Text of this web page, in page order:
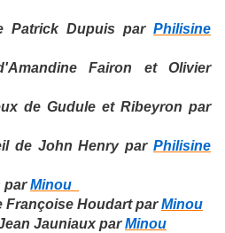
Patrick Dupuis par Philisine
Fairon et Olivier
de Gudule et Ribeyron par
de John Henry par Philisine
par Minou
Françoise Houdart par Minou
Jauniaux par Minou